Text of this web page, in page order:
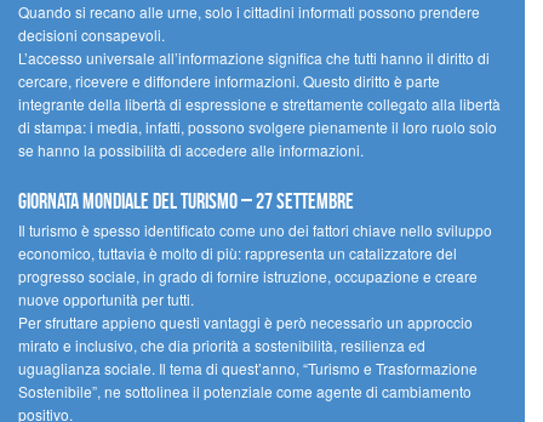
Quando si recano alle urne, solo i cittadini informati possono prendere
decisioni consapevoli.
L’accesso universale all’informazione significa che tutti hanno il diritto di
cercare, ricevere e diffondere informazioni. Questo diritto è parte
integrante della libertà di espressione e strettamente collegato alla libertà
di stampa: i media, infatti, possono svolgere pienamente il loro ruolo solo
se hanno la possibilità di accedere alle informazioni.
Giornata mondiale del turismo – 27 settembre
Il turismo è spesso identificato come uno dei fattori chiave nello sviluppo
economico, tuttavia è molto di più: rappresenta un catalizzatore del
progresso sociale, in grado di fornire istruzione, occupazione e creare
nuove opportunità per tutti.
Per sfruttare appieno questi vantaggi è però necessario un approccio
mirato e inclusivo, che dia priorità a sostenibilità, resilienza ed
uguaglianza sociale. Il tema di quest’anno, “Turismo e Trasformazione
Sostenibile”, ne sottolinea il potenziale come agente di cambiamento
positivo.